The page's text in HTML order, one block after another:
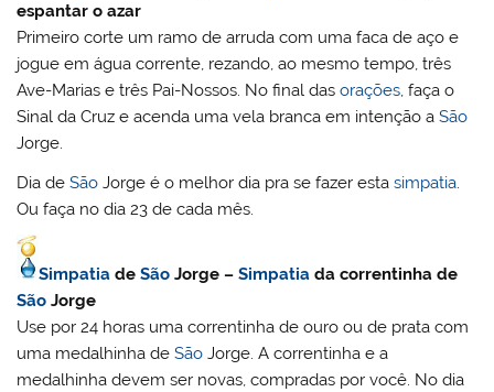
espantar o azar
Primeiro corte um ramo de arruda com uma faca de aço e
jogue em água corrente, rezando, ao mesmo tempo, três
Ave-Marias e três Pai-Nossos. No final dasorações, faça o
Sinal da Cruz e acenda uma vela branca em intenção aSão
Jorge.
Dia deSão Jorge é o melhor dia pra se fazer estasimpatia.
Ou faça no dia 23 de cada mês.
Simpatia deSão Jorge –Simpatia da correntinha de
São Jorge
Use por 24 horas uma correntinha de ouro ou de prata com
uma medalhinha deSão Jorge. A correntinha e a
medalhinha devem ser novas, compradas por você. No dia